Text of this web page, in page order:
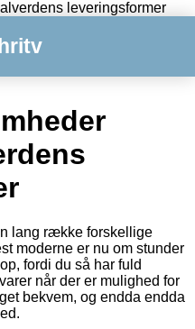
leveringsformer
lang række forskellige
moderne er nu om stunder
fordi du så har fuld
når der er mulighed for
bekvem, og endda endda